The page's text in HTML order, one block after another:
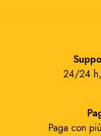
24/24
Paga con